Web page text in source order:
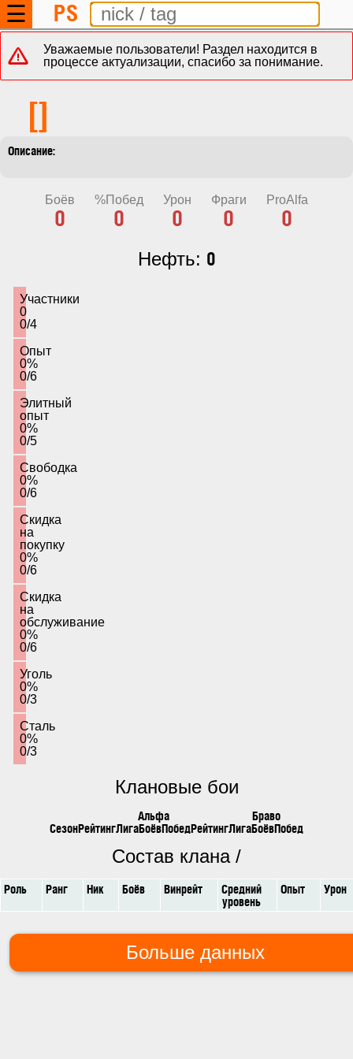
☰ PS
Уважаемые пользователи! Раздел находится в
процессе актуализации, спасибо за понимание.
[]
Боёв
0
%Побед
0
Урон
0
Фраги
0
ProAlfa
0
Нефть: 0
Участники
0
0/4
Опыт
0%
0/6
Элитный
опыт
0%
0/5
Свободка
0%
0/6
Скидка
на
покупку
0%
0/6
Скидка
на
обслуживание
0%
0/6
Уголь
0%
0/3
Сталь
0%
0/3
Клановые бои
Альфа Браво
СезонРейтингЛигаБоёвПобедРейтингЛигаБоёвПобед
Состав клана /
Роль Ранг Ник Боёв Винрейт Средний
уровень
Опыт Урон
Больше данных